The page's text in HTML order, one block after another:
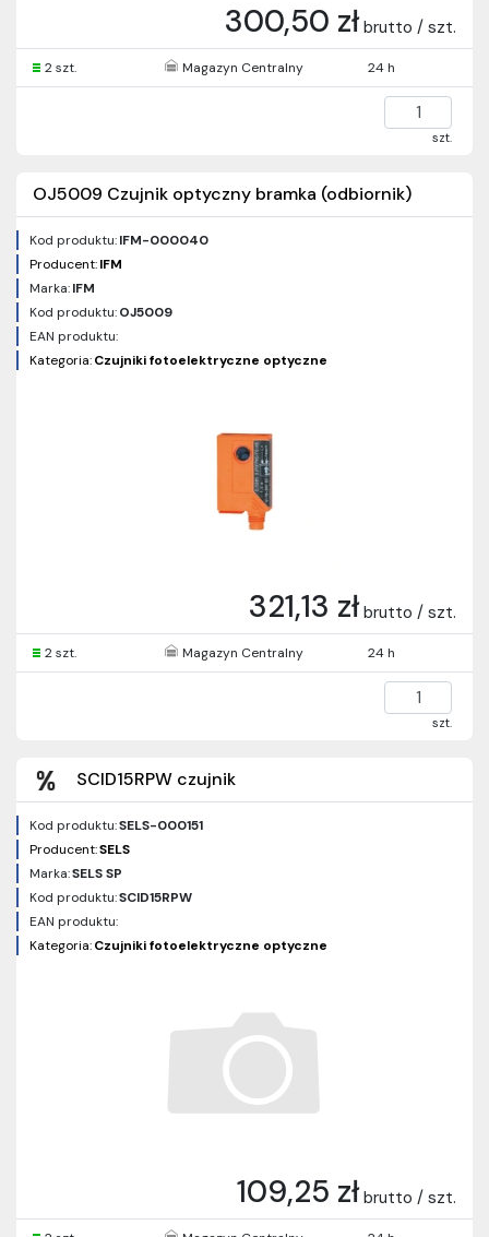
300,50 zł brutto / szt.
2 szt. Magazyn Centralny 24 h
szt.
OJ5009 Czujnik optyczny bramka (odbiornik)
Kod produktu:IFM-000040
Producent:IFM
Marka:IFM
Kod produktu:OJ5009
EAN produktu:
Kategoria:Czujniki fotoelektryczne optyczne
321,13 zł brutto / szt.
2 szt. Magazyn Centralny 24 h
szt.
SCID15RPW czujnik
Kod produktu:SELS-000151
Producent:SELS
Marka:SELS SP
Kod produktu:SCID15RPW
EAN produktu:
Kategoria:Czujniki fotoelektryczne optyczne
109,25 zł brutto / szt.